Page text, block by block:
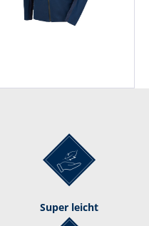
Super leicht